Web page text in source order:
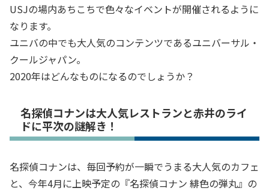
USJの場内あちこちで色々なイベントが開催されるように
なります。
ユニバの中でも大人気のコンテンツであるユニバーサル・
クールジャパン。
2020年はどんなものになるのでしょうか？
名探偵コナンは大人気レストランと赤井のライ
ドに平次の謎解き！
名探偵コナンは、毎回予約が一瞬でうまる大人気のカフェ
と、今年4月に上映予定の『名探偵コナン 緋色の弾丸』の